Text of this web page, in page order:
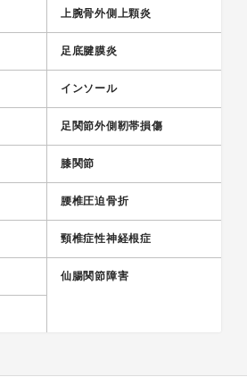
上腕骨外側上顆炎
足底腱膜炎
インソール
足関節外側靭帯損傷
膝関節
腰椎圧迫骨折
頸椎症性神経根症
仙腸関節障害